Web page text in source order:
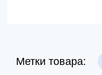
Метки товара: